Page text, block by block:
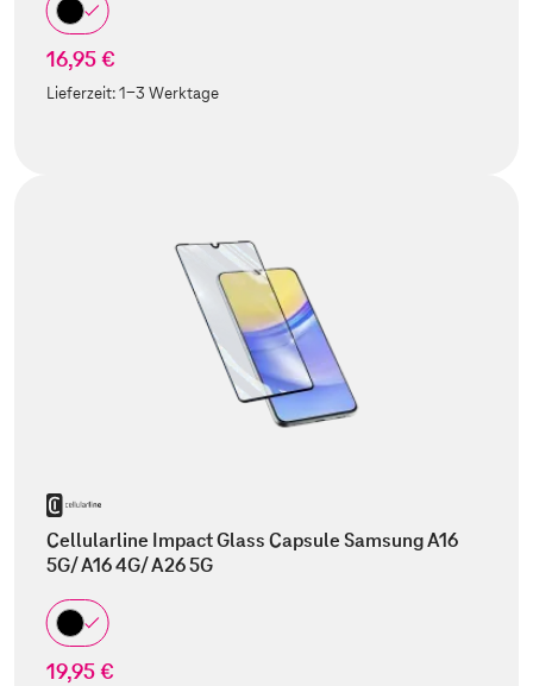
16,95 €
Lieferzeit:1-3 Werktage
Cellularline Impact Glass Capsule Samsung A16
5G/ A16 4G/ A26 5G
19,95 €